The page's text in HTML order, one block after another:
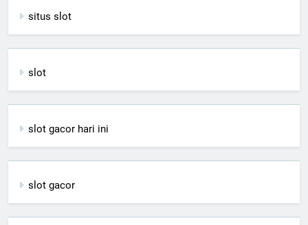
situs slot
slot
slot gacor hari ini
slot gacor